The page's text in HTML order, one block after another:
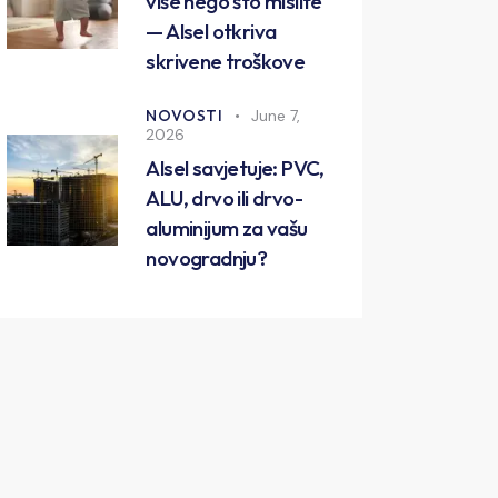
— Alsel otkriva
skrivene troškove
NOVOSTI
June 7,
2026
Alsel savjetuje: PVC,
ALU, drvo ili drvo-
aluminijum za vašu
novogradnju?